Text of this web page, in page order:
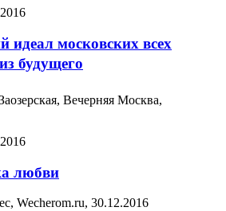
идеал московских всех
будущего
Вечерняя Москва,
любви
Wecherom.ru, 30.12.2016